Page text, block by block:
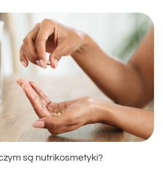
są nutrikosmetyki?